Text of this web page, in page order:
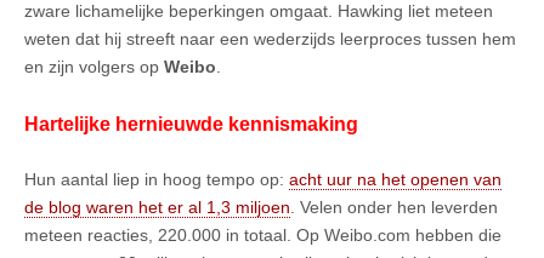
zware lichamelijke beperkingen omgaat. Hawking liet meteen
weten dat hij streeft naar een wederzijds leerproces tussen hem
en zijn volgers op Weibo.
Hartelijke hernieuwde kennismaking
Hun aantal liep in hoog tempo op: acht uur na het openen van
de blog waren het er al 1,3 miljoen . Velen onder hen leverden
meteen reacties, 220.000 in totaal. Op Weibo.com hebben die